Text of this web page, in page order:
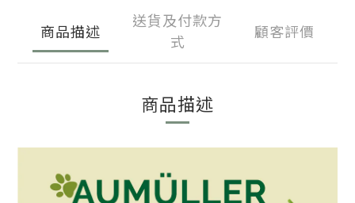
商品描述
送貨及付款方
式
顧客評價
商品描述